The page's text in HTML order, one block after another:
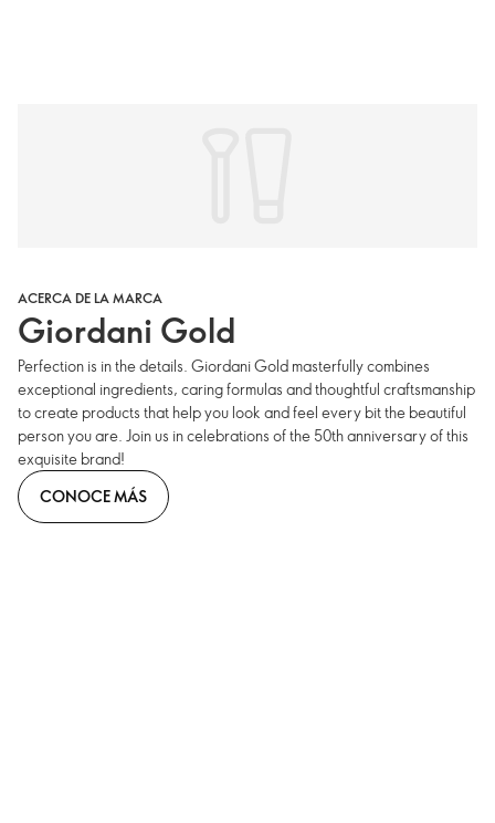
ACERCA DE LA MARCA
Giordani Gold
Perfection is in the details. Giordani Gold masterfully combines
exceptional ingredients, caring formulas and thoughtful craftsmanship
to create products that help you look and feel every bit the beautiful
person you are. Join us in celebrations of the 50th anniversary of this
exquisite brand!
CONOCE MÁS